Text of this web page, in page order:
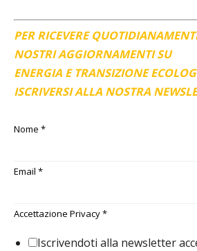
PER RICEVERE
NOSTRI AGGIORNAMENTI SU
ENERGIA E TRANSIZIONE
ISCRIVERSI ALLA NOSTRA
Nome *
Email *
Accettazione Privacy*
Iscrivendoti alla newsletter